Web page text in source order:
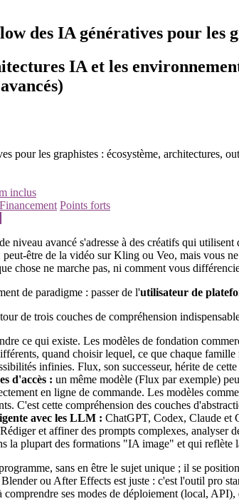
des IA génératives pour les
IA et les
inclus
Financement Points forts
niveau avancé s'adresse à des créatifs qui
être de la vidéo sur Kling ou Veo, mais vous
chose ne marche pas, ni comment vous
de paradigme : passer de l'utilisateur de
de trois couches de compréhension
ce qui existe. Les modèles de fondation
quand choisir lequel, ce que chaque
infinies. Flux, son successeur, hérite de
d'accès : un même modèle (Flux par exemple)
en ligne de commande. Les modèles
C'est cette compréhension des couches
avec les LLM : ChatGPT, Codex, Claude et
et affiner des prompts complexes, analyser
la plupart des formations "IA image" et qui reflète
sans en être le sujet unique ; il se
ou After Effects est juste : c'est l'outil pro
ses modes de déploiement (local,